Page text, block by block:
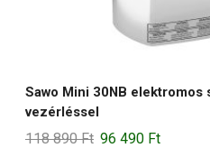
Sawo Mini 30NB elektromos
vezérléssel
118 890Ft Original
96 490 FtCurrent